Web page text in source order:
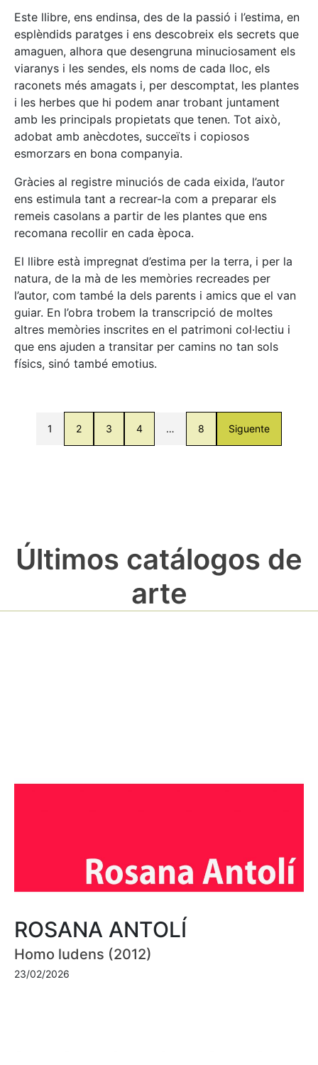
Este llibre, ens endinsa, des de la passió i l’estima, en
esplèndids paratges i ens descobreix els secrets que
amaguen, alhora que desengruna minuciosament els
viaranys i les sendes, els noms de cada lloc, els
raconets més amagats i, per descomptat, les plantes
i les herbes que hi podem anar trobant juntament
amb les principals propietats que tenen. Tot això,
adobat amb anècdotes, succeïts i copiosos
esmorzars en bona companyia.
Gràcies al registre minuciós de cada eixida, l’autor
ens estimula tant a recrear-la com a preparar els
remeis casolans a partir de les plantes que ens
recomana recollir en cada època.
El llibre està impregnat d’estima per la terra, i per la
natura, de la mà de les memòries recreades per
l’autor, com també la dels parents i amics que el van
guiar. En l’obra trobem la transcripció de moltes
altres memòries inscrites en el patrimoni col·lectiu i
que ens ajuden a transitar per camins no tan sols
físics, sinó també emotius.
1 2 3 4 … 8 Siguente
Últimos catálogos de
arte
ROSANA ANTOLÍ
Homo ludens (2012)
23/02/2026